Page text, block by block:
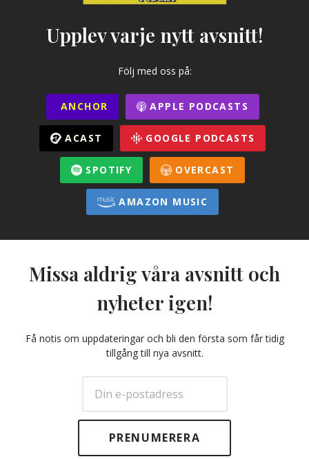
Upplev varje nytt avsnitt!
Följ med oss på:
ANCHOR APPLE PODCASTS
ACAST GOOGLE PODCASTS
SPOTIFY OVERCAST
AMAZON MUSIC
Missa aldrig våra avsnitt och
nyheter igen!
Få notis om uppdateringar och bli den första som får tidig
tillgång till nya avsnitt.